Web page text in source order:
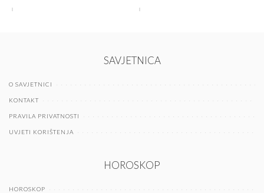
SAVJETNICA
O SAVJETNICI
KONTAKT
PRAVILA PRIVATNOSTI
UVJETI KORIŠTENJA
HOROSKOP
HOROSKOP